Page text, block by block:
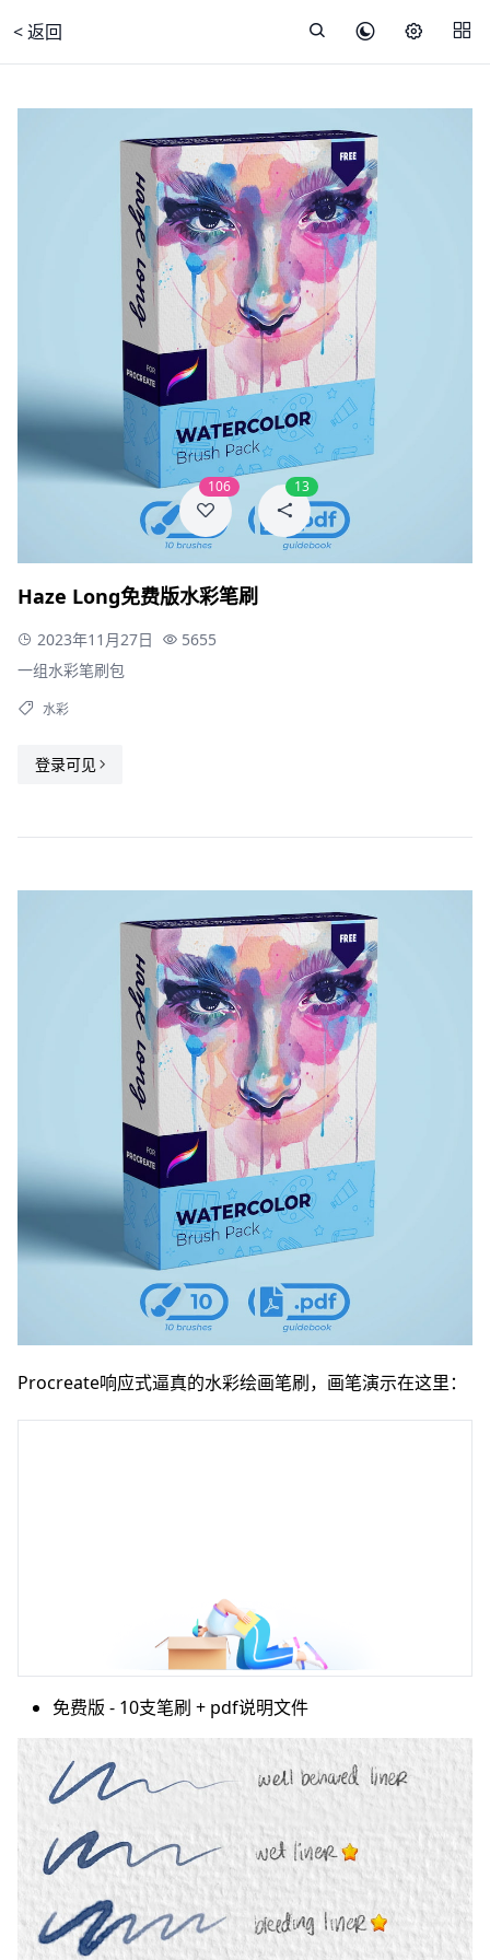
< 返回
106 13
Haze Long免费版水彩笔刷
2023年11月27日
5655
一组水彩笔刷包
水彩
登录可见
Procreate响应式逼真的水彩绘画笔刷，画笔演示在这里：
免费版 - 10支笔刷 + pdf说明文件